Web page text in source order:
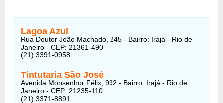
Lagoa Azul
Rua Doutor João Machado, 245 - Bairro: Irajá - Rio de
Janeiro - CEP: 21361-490
(21) 3391-0958
Tintutaria São José
Avenida Monsenhor Félix, 932 - Bairro: Irajá - Rio de
Janeiro - CEP: 21235-110
(21) 3371-8891